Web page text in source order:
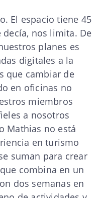
El espacio tiene 45
nos limita. De
planes es
digitales a la
que cambiar de
en oficinas no
miembros
a nosotros
Mathias no está
en turismo
suman para crear
combina en un
dos semanas en